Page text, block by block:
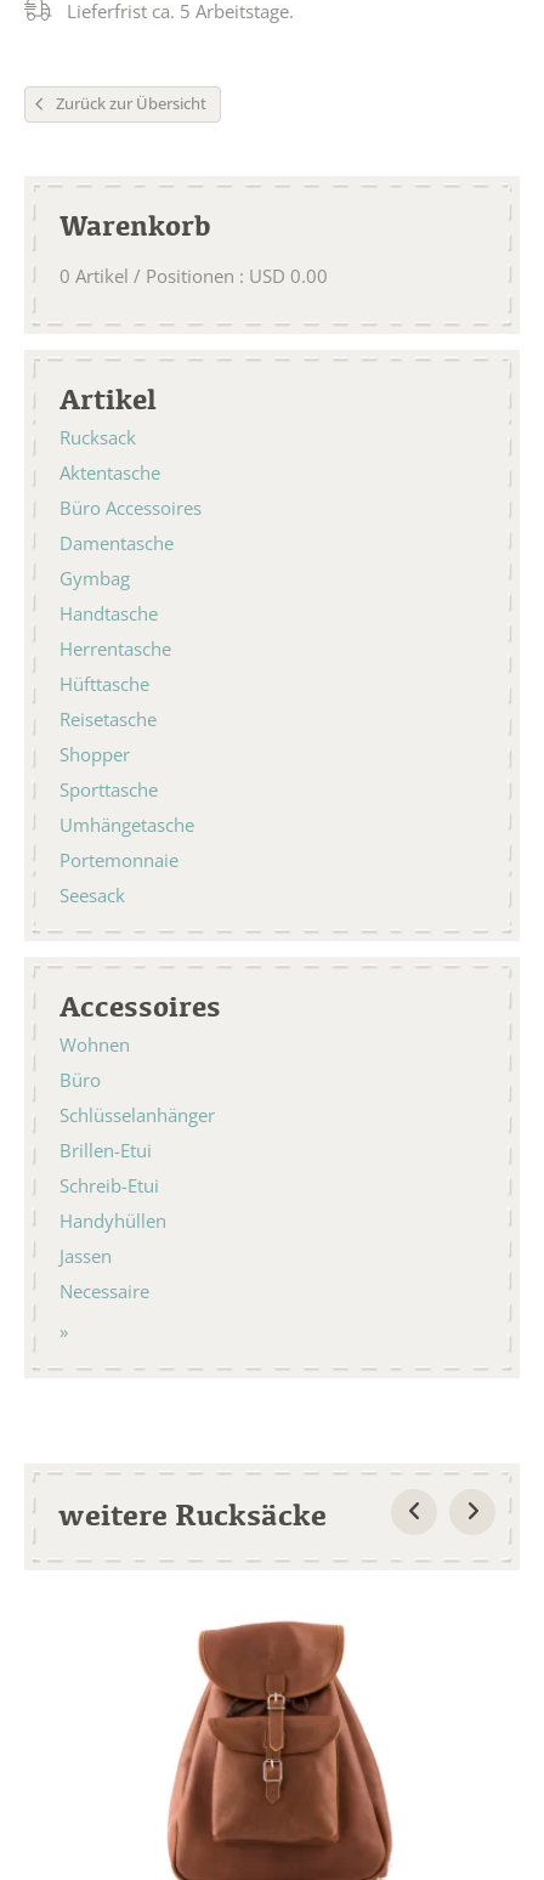
Lieferfrist ca. 5 Arbeitstage.
Zurück zur Übersicht
Warenkorb
0 Artikel / Positionen : USD 0.00
Artikel
Rucksack
Aktentasche
Büro Accessoires
Damentasche
Gymbag
Handtasche
Herrentasche
Hüfttasche
Reisetasche
Shopper
Sporttasche
Umhängetasche
Portemonnaie
Seesack
Accessoires
Wohnen
Büro
Schlüsselanhänger
Brillen-Etui
Schreib-Etui
Handyhüllen
Jassen
Necessaire
weitere Rucksäcke